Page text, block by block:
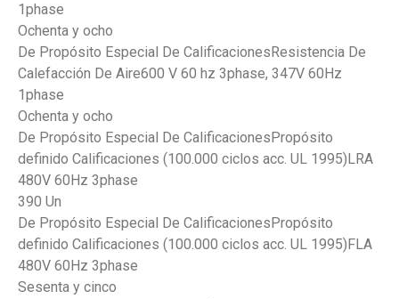
1phase
Ochenta y ocho
De Propósito Especial De CalificacionesResistencia De
Calefacción De Aire600 V 60 hz 3phase, 347V 60Hz
1phase
Ochenta y ocho
De Propósito Especial De CalificacionesPropósito
definido Calificaciones (100.000 ciclos acc. UL 1995)LRA
480V 60Hz 3phase
390 Un
De Propósito Especial De CalificacionesPropósito
definido Calificaciones (100.000 ciclos acc. UL 1995)FLA
480V 60Hz 3phase
Sesenta y cinco